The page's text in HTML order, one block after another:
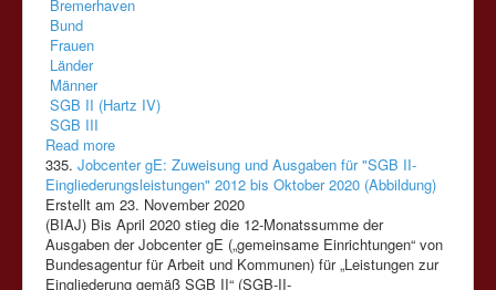
Bremerhaven
Bund
Frauen
Länder
Männer
SGB II (Hartz IV)
SGB III
Read more
335. Jobcenter gE: Zuweisung und Ausgaben für "SGB II-
Eingliederungsleistungen" 2012 bis Oktober 2020 (Abbildung)
Erstellt am 23. November 2020
(BIAJ) Bis April 2020 stieg die 12-Monatssumme der
Ausgaben der Jobcenter gE („gemeinsame Einrichtungen“ von
Bundesagentur für Arbeit und Kommunen) für „Leistungen zur
Eingliederung gemäß SGB II“ (SGB-II-